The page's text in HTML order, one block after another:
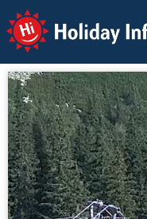
Holiday Info